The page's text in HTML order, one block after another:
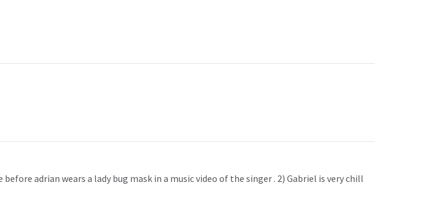
adrian wears a lady bug mask in a music video of the singer . 2) Gabriel is very chill